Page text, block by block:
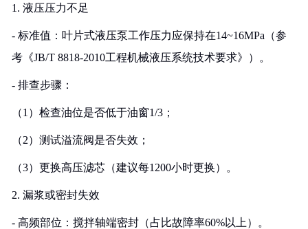
1. 液压压力不足
- 标准值：叶片式液压泵工作压力应保持在14~16MPa（参
考《JB/T 8818-2010工程机械液压系统技术要求》）。
- 排查步骤：
（1）检查油位是否低于油窗1/3；
（2）测试溢流阀是否失效；
（3）更换高压滤芯（建议每1200小时更换）。
2. 漏浆或密封失效
- 高频部位：搅拌轴端密封（占比故障率60%以上）。